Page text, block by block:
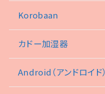
Korobaan
カドー加湿器
Android（アンドロイド）